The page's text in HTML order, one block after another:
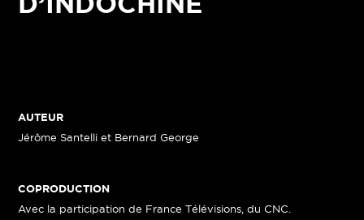
AUTEUR
Jérôme Santelli et Bernard George
COPRODUCTION
Avec la participation de France Télévisions, du CNC.